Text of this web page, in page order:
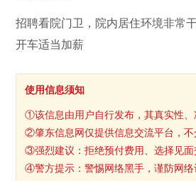
招聘看院门卫，院内居住环境非常
开车适当加薪
使用信息须知
①该信息由用户自行发布，其真实性
②肇东信息网仅提供信息交流平台，
③强烈建议：拒绝预付费用、选择见
④警方提示：警惕网络黑手，谨防网络